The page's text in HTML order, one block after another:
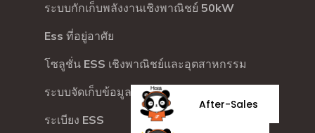
ระบบกักเก็บพลังงานเชิงพาณิชย์ 50kW
Ess ที่อยู่อาศัย
โซลูชั่น ESS เชิงพาณิชย์และอุตสาหกรรม
ระบบจัดเก็บข้อมูลเชิงพาณิชย์
ระเบียง ESS
After-Sales